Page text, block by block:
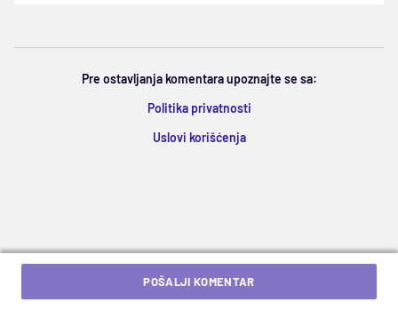
Pre ostavljanja komentara upoznajte se sa:
Politika privatnosti
Uslovi korišćenja
POŠALJI KOMENTAR